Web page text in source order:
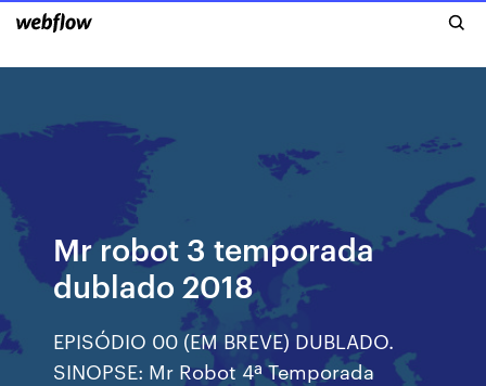
Mr robot 3 temporada
dublado 2018
EPISÓDIO 00 (EM BREVE) DUBLADO.
SINOPSE: Mr Robot 4ª Temporada